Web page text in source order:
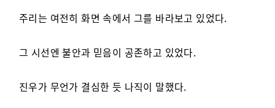
주리는 여전히 화면 속에서 그를 바라보고 있었다.
그 시선엔 불안과 믿음이 공존하고 있었다.
진우가 무언가 결심한 듯 나직이 말했다.